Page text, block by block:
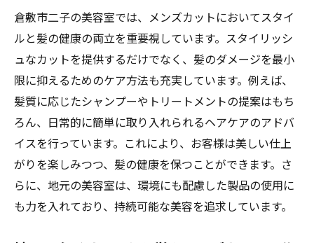
倉敷市で評判のスタイリストの特徴
美容室でのコミュニケーションを円滑にす
るポイント
自分らしさを表現するためのカットスタイ
ル選び
髪のダメージを抑えつつスタイリッシュを実現
する技術とは
最新技術で叶えるダメージレスカット
プロが実践するヘアケアと補修方法
倉敷市二子の美容室では、メンズカットにおいてスタイ
ルと髪の健康の両立を重要視しています。スタイリッシ
ュなカットを提供するだけでなく、髪のダメージを最小
限に抑えるためのケア方法も充実しています。例えば、
髪質に応じたシャンプーやトリートメントの提案はもち
ろん、日常的に簡単に取り入れられるヘアケアのアドバ
イスを行っています。これにより、お客様は美しい仕上
がりを楽しみつつ、髪の健康を保つことができます。さ
らに、地元の美容室は、環境にも配慮した製品の使用に
も力を入れており、持続可能な美容を追求しています。